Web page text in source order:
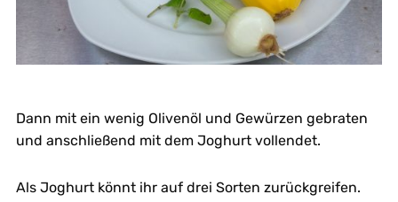
Dann mit ein wenig Olivenöl und Gewürzen gebraten
und anschließend mit dem Joghurt vollendet.
Als Joghurt könnt ihr auf drei Sorten zurückgreifen.